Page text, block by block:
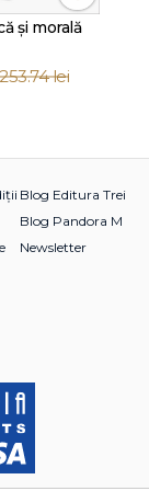
și morală
253.74 lei
Blog Editura Trei
Blog Pandora M
Newsletter